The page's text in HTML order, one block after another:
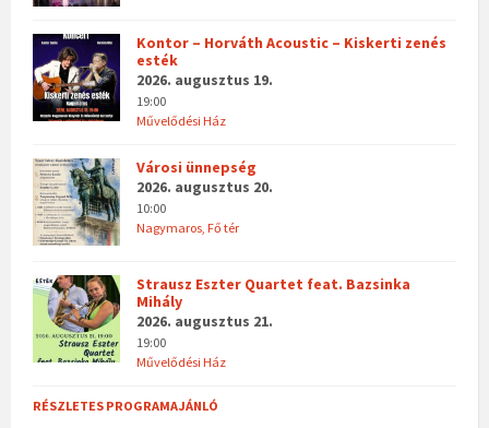
Kontor – Horváth Acoustic – Kiskerti zenés
esték
2026. augusztus 19.
19:00
Művelődési Ház
Városi ünnepség
2026. augusztus 20.
10:00
Nagymaros, Fő tér
Strausz Eszter Quartet feat. Bazsinka
Mihály
2026. augusztus 21.
19:00
Művelődési Ház
RÉSZLETES PROGRAMAJÁNLÓ